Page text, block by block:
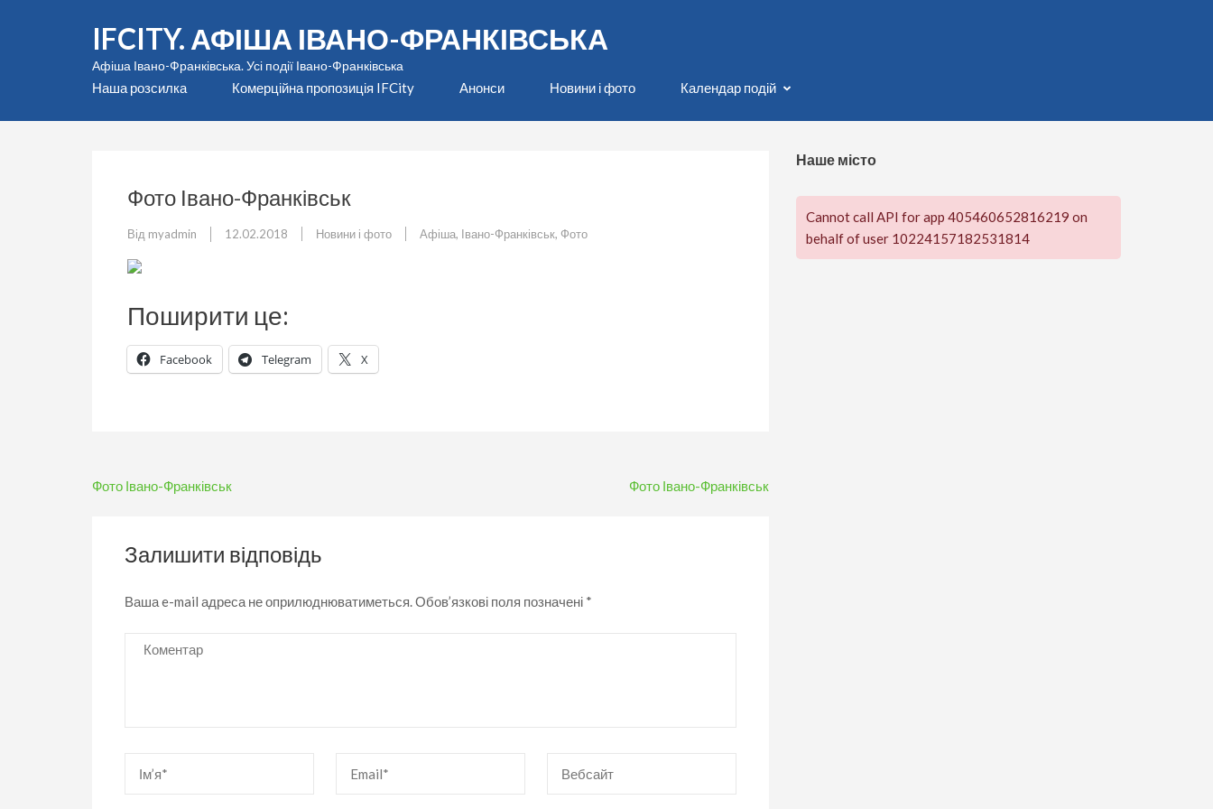
IFCITY. АФІША ІВАНО-ФРАНКІВСЬКА
Афіша Івано-Франківська. Усі події Івано-Франківська
Наша розсилка Комерційна пропозиція IFCity Анонси Новини і фото Календар подій
Фото Івано-Франківськ
Від myadmin 12.02.2018 Новини і фото Афіша, Івано-Франківськ, Фото
Поширити це:
Facebook Telegram X
Навігація
Фото Івано-Франківськ Фото Івано-Франківськ
Залишити відповідь
Ваша e-mail адреса не оприлюднюватиметься.Обов’язкові поля позначені *
Коментар
Наше місто
Cannot call API for app 405460652816219 on
behalf of user 10224157182531814